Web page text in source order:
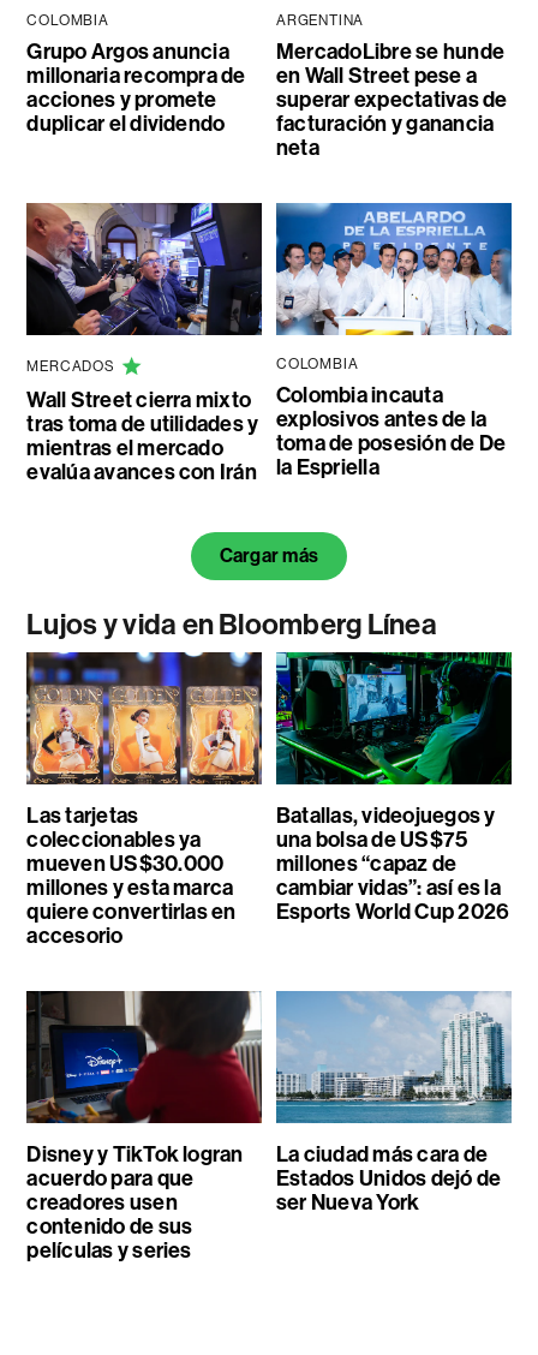
COLOMBIA
Grupo Argos anuncia
millonaria recompra de
acciones y promete
duplicar el dividendo
ARGENTINA
MercadoLibre se hunde
en Wall Street pese a
superar expectativas de
facturación y ganancia
neta
MERCADOS
Wall Street cierra mixto
tras toma de utilidades y
mientras el mercado
evalúa avances con Irán
COLOMBIA
Colombia incauta
explosivos antes de la
toma de posesión de De
la Espriella
Cargar más
Lujos y vida en Bloomberg Línea
Las tarjetas
coleccionables ya
mueven US$30.000
millones y esta marca
quiere convertirlas en
accesorio
Batallas, videojuegos y
una bolsa de US$75
millones “capaz de
cambiar vidas”: así es la
Esports World Cup 2026
Disney y TikTok logran
acuerdo para que
creadores usen
contenido de sus
películas y series
La ciudad más cara de
Estados Unidos dejó de
ser Nueva York